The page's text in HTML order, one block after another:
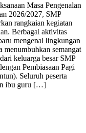
Masa Pengenalan
2026/2027, SMP
rangkaian kegiatan
Berbagai aktivitas
mengenal lingkungan
menumbuhkan semangat
keluarga besar SMP
Pembiasaan Pagi
Seluruh peserta
ibu guru […]